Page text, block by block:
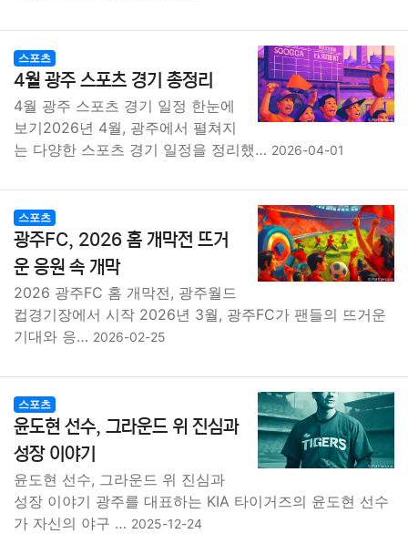
스포츠
4월 광주 스포츠 경기 총정리
4월 광주 스포츠 경기 일정 한눈에
보기2026년 4월, 광주에서 펼쳐지
는 다양한 스포츠 경기 일정을 정리했… 2026-04-01
스포츠
광주FC, 2026 홈 개막전 뜨거
운 응원 속 개막
2026 광주FC 홈 개막전, 광주월드
컵경기장에서 시작 2026년 3월, 광주FC가 팬들의 뜨거운
기대와 응… 2026-02-25
스포츠
윤도현 선수, 그라운드 위 진심과
성장 이야기
윤도현 선수, 그라운드 위 진심과
성장 이야기 광주를 대표하는 KIA 타이거즈의 윤도현 선수
가 자신의 야구 … 2025-12-24